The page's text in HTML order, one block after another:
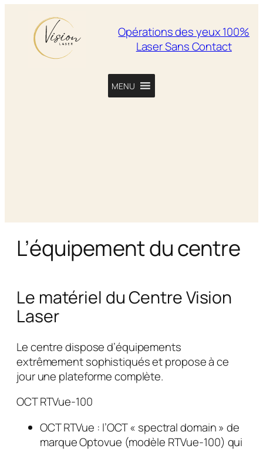
Opérations des yeux 100%
Laser Sans Contact
MENU
L’équipement du centre
Le matériel du Centre Vision
Laser
Le centre dispose d’équipements
extrêmement sophistiqués et propose à ce
jour une plateforme complète.
OCT RTVue-100
OCT RTVue : l’OCT « spectral domain » de
marque Optovue (modèle RTVue-100) qui